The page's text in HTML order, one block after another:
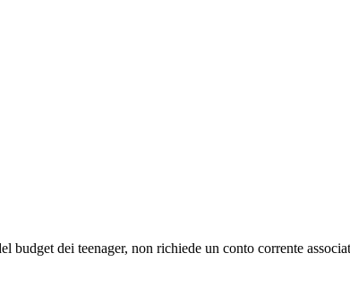
budget dei teenager, non richiede un conto corrente